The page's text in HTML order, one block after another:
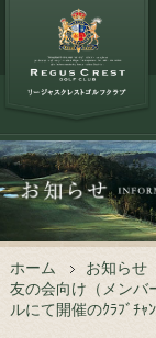
ホーム
お知らせ
友の会向け（メンバ
ルにて開催のｸﾗﾌﾞﾁｬ